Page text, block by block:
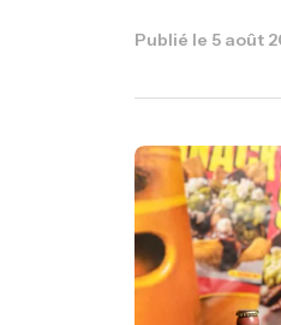
Publié le 5 août